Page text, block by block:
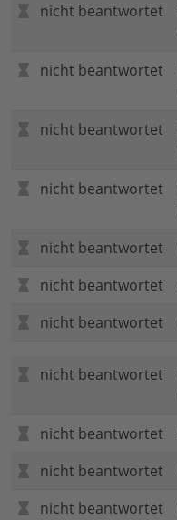
nicht beantwortet
nicht beantwortet
nicht beantwortet
nicht beantwortet
nicht beantwortet
nicht beantwortet
nicht beantwortet
nicht beantwortet
nicht beantwortet
nicht beantwortet
nicht beantwortet